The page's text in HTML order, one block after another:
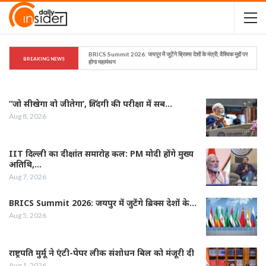
BREAKING NEWS
BRICS Summit 2026: जयपुर में जुटेंगे ब्रिक्स देशों के मंत्री, वैश्विक मुद्दों पर
होगा महामंथन
”जो सीखेगा वो जीतेगा’, जिंदगी की परीक्षा में सब…
Aug 8, 2026
IIT दिल्ली का दीक्षांत समारोह कल: PM मोदी होंगे मुख्य
अतिथि,…
Aug 7, 2026
BRICS Summit 2026: जयपुर में जुटेंगे ब्रिक्स देशों के…
Aug 5, 2026
राष्ट्रपति मुर्मू ने एंटी-पेपर लीक संशोधन बिल को मंजूरी दी